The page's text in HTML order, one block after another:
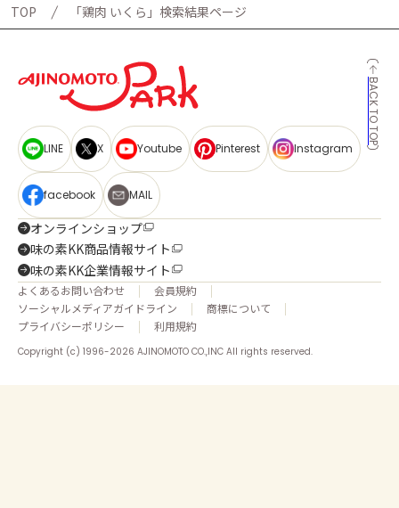
TOP 「鶏肉 いくら」検索結果ページ
BACK TO TOP
LINE X Youtube Pinterest Instagram
facebook MAIL
オンラインショップ
味の素KK商品情報サイト
味の素KK企業情報サイト
よくあるお問い合わせ
会員規約
ソーシャルメディアガイドライン
商標について
プライバシーポリシー
利用規約
Copyright (c) 1996-2026 AJINOMOTO CO.,INC All rights reserved.